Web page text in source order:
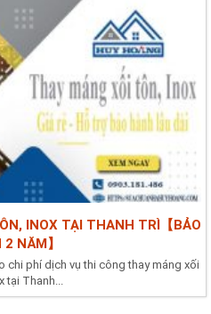
INOX TẠI THANH TRÌ【BẢO
NĂM】
chi phí dịch vụ thi công thay máng xối
tại Thanh...